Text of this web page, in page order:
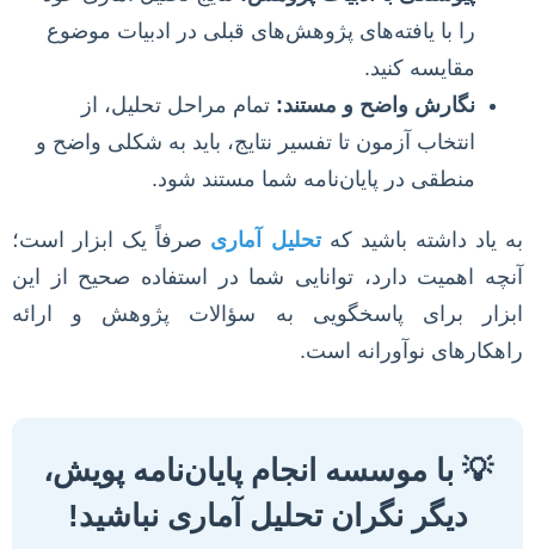
را با یافته‌های پژوهش‌های قبلی در ادبیات موضوع
مقایسه کنید.
نگارش واضح و مستند: تمام مراحل تحلیل، از
انتخاب آزمون تا تفسیر نتایج، باید به شکلی واضح و
منطقی در پایان‌نامه شما مستند شود.
به یاد داشته باشید کهتحلیل آماری صرفاً یک ابزار است؛
آنچه اهمیت دارد، توانایی شما در استفاده صحیح از این
ابزار برای پاسخگویی به سؤالات پژوهش و ارائه
راهکارهای نوآورانه است.
💡 با موسسه انجام پایان‌نامه پویش،
دیگر نگران تحلیل آماری نباشید!